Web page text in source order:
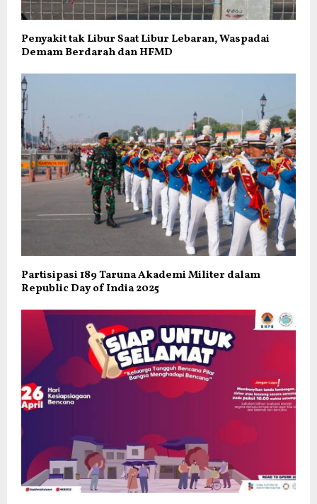
Penyakit tak Libur Saat Libur Lebaran, Waspadai
Demam Berdarah dan HFMD
Partisipasi 189 Taruna Akademi Militer dalam
Republic Day of India 2025